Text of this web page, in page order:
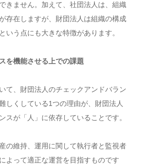
きません。加えて、社団法人は、組織
存在しますが、財団法人は組織の構成
いう点にも大きな特徴があります。
を機能させる上での課題
て、財団法人のチェックアンドバラン
しくしている1つの理由が、財団法人
スが「人」に依存していることです。
の維持、運用に関して執行者と監視者
よって適正な運営を目指すものです